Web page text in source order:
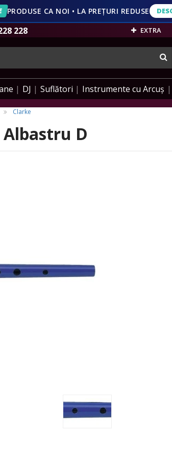
PRODUSE CA NOI • LA PREȚURI REDUSE
228 EXTRA
DJ Suflători Instrumente cu Arcuș
Clarke
D